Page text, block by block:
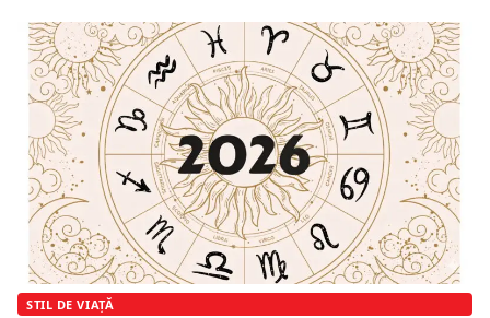
STIL DE VIAȚĂ